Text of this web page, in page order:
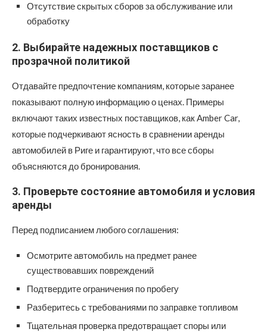
Отсутствие скрытых сборов за обслуживание или
обработку
2. Выбирайте надежных поставщиков с
прозрачной политикой
Отдавайте предпочтение компаниям, которые заранее
показывают полную информацию о ценах. Примеры
включают таких известных поставщиков, как Amber Car,
которые подчеркивают ясность в сравнении аренды
автомобилей в Риге и гарантируют, что все сборы
объясняются до бронирования.
3. Проверьте состояние автомобиля и условия
аренды
Перед подписанием любого соглашения:
Осмотрите автомобиль на предмет ранее
существовавших повреждений
Подтвердите ограничения по пробегу
Разберитесь с требованиями по заправке топливом
Тщательная проверка предотвращает споры или